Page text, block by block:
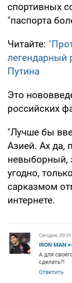
спортивных
"паспорта
Читайте:
легендарный
Путина
Это
российских
"Лучше бы
Азией. Ах да,
невыборный,
угодно,
сарказмом
интернете.